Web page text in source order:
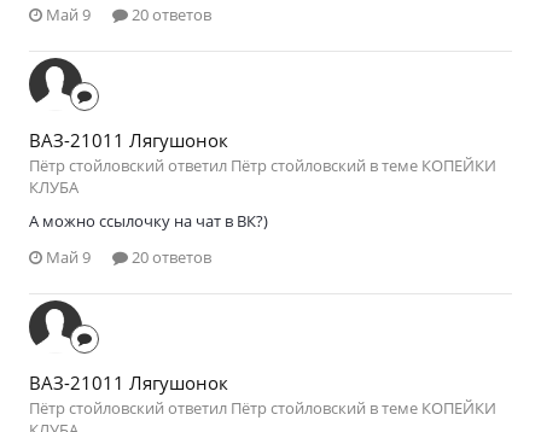
Май 9
20 ответов
ВАЗ-21011 Лягушонок
Пётр стойловский ответил Пётр стойловский в теме КОПЕЙКИ
КЛУБА
А можно ссылочку на чат в ВК?)
Май 9
20 ответов
ВАЗ-21011 Лягушонок
Пётр стойловский ответил Пётр стойловский в теме КОПЕЙКИ